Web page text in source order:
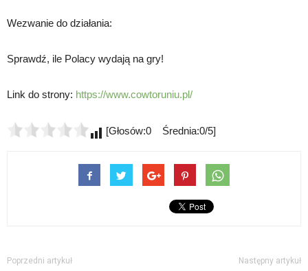
Wezwanie do działania:
Sprawdź, ile Polacy wydają na gry!
Link do strony: https://www.cowtoruniu.pl/
[Głosów:0 Średnia:0/5]
Poprzedni artykuł Następny artykuł